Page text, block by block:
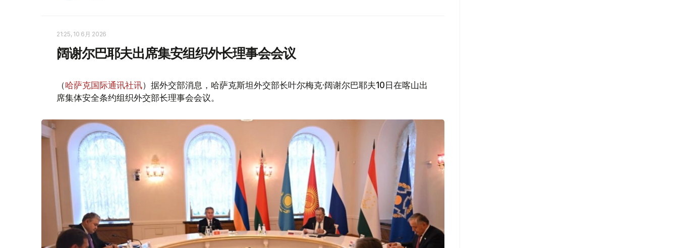
21:25, 10 6月 2026
阔谢尔巴耶夫出席集安组织外长理事会会议
（哈萨克国际通讯社讯）据外交部消息，哈萨克斯坦外交部长叶尔梅克·阔谢尔巴耶夫10日在喀山出
席集体安全条约组织外交部长理事会会议。